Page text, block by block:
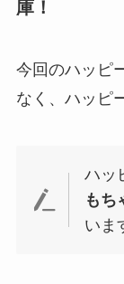
庫！
今回のハッピ
なく、ハッピ
ハッ
もち
いま